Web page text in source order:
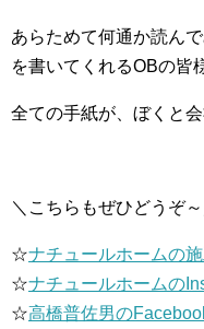
あらためて何通か読ん
を書いてくれるOBの皆
全ての手紙が、ぼくと
＼こちらもぜひどうぞ
☆ナチュールホームの
☆ナチュールホームの
☆高橋普佐男の